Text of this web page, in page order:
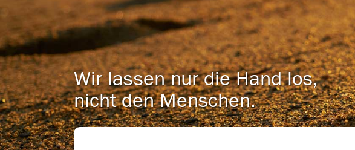
Wir lassen nur die Hand los,
nicht den Menschen.